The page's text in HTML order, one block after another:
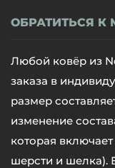
ОБРАТИТЬСЯ
Любой ковёр из
заказа в
размер
изменение
которая
шерсти и шелка).